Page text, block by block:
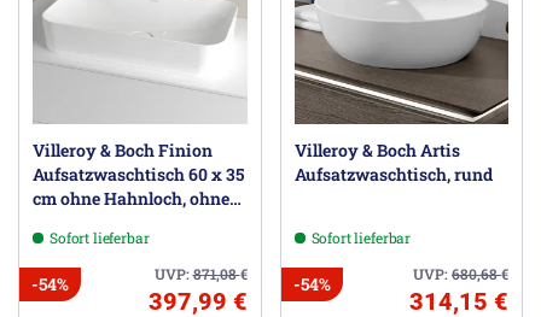
Villeroy & Boch Finion
Aufsatzwaschtisch 60 x 35
cm ohne Hahnloch, ohne
Sofort lieferbar
UVP:871,08€
-54%
397,99 €
Villeroy & Boch Artis
Aufsatzwaschtisch, rund
Sofort lieferbar
UVP:680,68€
-54%
314,15 €